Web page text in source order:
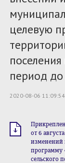
целевую
период
2020-08-06 11:09:54
от 6
изменений
программу
сельского